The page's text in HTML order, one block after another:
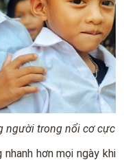
người trong nổi cơ cực
hơn mọi ngày khi